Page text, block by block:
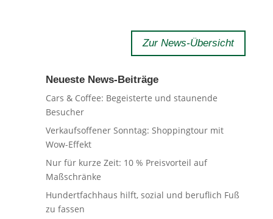
Zur News-Übersicht
Neueste News-Beiträge
Cars & Coffee: Begeisterte und staunende
Besucher
Verkaufsoffener Sonntag: Shoppingtour mit
Wow-Effekt
Nur für kurze Zeit: 10 % Preisvorteil auf
Maßschränke
Hundertfachhaus hilft, sozial und beruflich Fuß
zu fassen